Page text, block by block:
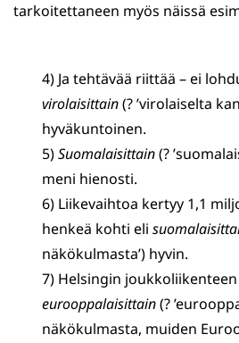
tarkoitettaneen myös näissä
4) Ja tehtävää riittää – ei
virolaisittain(? ’virolaiselta
hyväkuntoinen.
5)Suomalaisittain(?
meni hienosti.
6) Liikevaihtoa kertyy 1,1
henkeä kohti eli
näkökulmasta’) hyvin.
7) Helsingin
eurooppalaisittain(?
näkökulmasta, muiden